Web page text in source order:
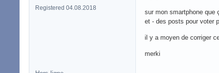
Registered 04.08.2018
sur mon smartphone que
et - des posts pour voter
il y a moyen de corriger
merki